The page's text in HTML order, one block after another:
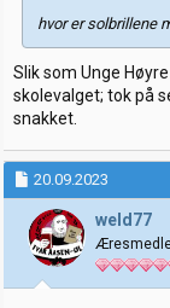
hvor er solbrillene
Slik som Unge
skolevalget; tok på
snakket.
20.09.2023
weld77